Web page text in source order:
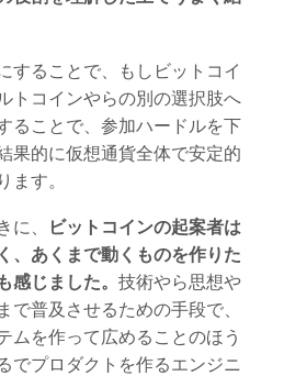
することで、もしビットコイ
トコインやらの別の選択肢へ
ることで、参加ハードルを下
果的に仮想通貨全体で安定的
ます。
に、 ビットコインの起案者は
、あくまで動くものを作りた
感じました。 技術やら思想や
で普及させるための手段で、
ムを作って広めることのほう
でプロダクトを作るエンジニ